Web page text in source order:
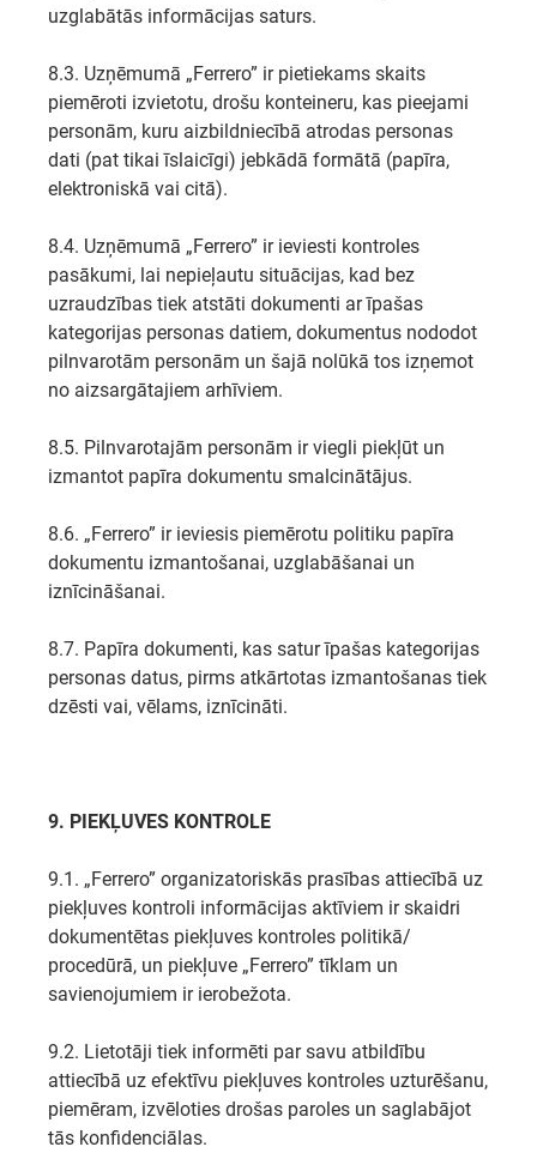
uzglabātās informācijas saturs.
8.3. Uzņēmumā „Ferrero” ir pietiekams skaits
piemēroti izvietotu, drošu konteineru, kas pieejami
personām, kuru aizbildniecībā atrodas personas
dati (pat tikai īslaicīgi) jebkādā formātā (papīra,
elektroniskā vai citā).
8.4. Uzņēmumā „Ferrero” ir ieviesti kontroles
pasākumi, lai nepieļautu situācijas, kad bez
uzraudzības tiek atstāti dokumenti ar īpašas
kategorijas personas datiem, dokumentus nododot
pilnvarotām personām un šajā nolūkā tos izņemot
no aizsargātajiem arhīviem.
8.5. Pilnvarotajām personām ir viegli piekļūt un
izmantot papīra dokumentu smalcinātājus.
8.6. „Ferrero” ir ieviesis piemērotu politiku papīra
dokumentu izmantošanai, uzglabāšanai un
iznīcināšanai.
8.7. Papīra dokumenti, kas satur īpašas kategorijas
personas datus, pirms atkārtotas izmantošanas tiek
dzēsti vai, vēlams, iznīcināti.
9. PIEKĻUVES KONTROLE
9.1. „Ferrero” organizatoriskās prasības attiecībā uz
piekļuves kontroli informācijas aktīviem ir skaidri
dokumentētas piekļuves kontroles politikā/
procedūrā, un piekļuve „Ferrero” tīklam un
savienojumiem ir ierobežota.
9.2. Lietotāji tiek informēti par savu atbildību
attiecībā uz efektīvu piekļuves kontroles uzturēšanu,
piemēram, izvēloties drošas paroles un saglabājot
tās konfidenciālas.